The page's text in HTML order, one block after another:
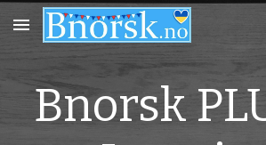
Skip to main content
Bnorsk